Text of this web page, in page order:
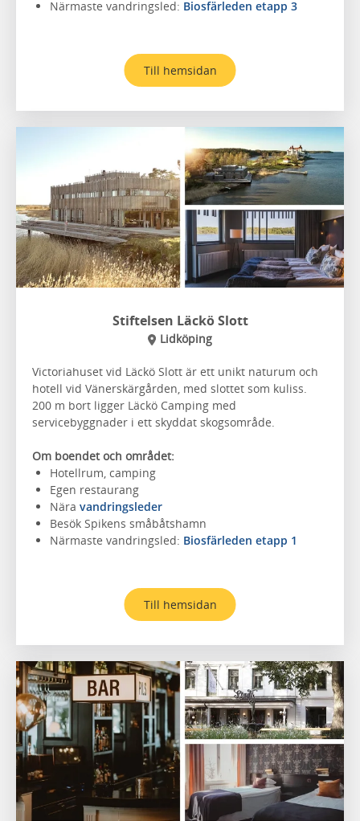
Närmaste vandringsled: Biosfärleden etapp 3
Till hemsidan
Stiftelsen Läckö Slott
Lidköping
Victoriahuset vid Läckö Slott är ett unikt naturum och
hotell vid Vänerskärgården, med slottet som kuliss.
200 m bort ligger Läckö Camping med
servicebyggnader i ett skyddat skogsområde.
Om boendet och området:
Hotellrum, camping
Egen restaurang
Nära vandringsleder
Besök Spikens småbåtshamn
Närmaste vandringsled: Biosfärleden etapp 1
Till hemsidan